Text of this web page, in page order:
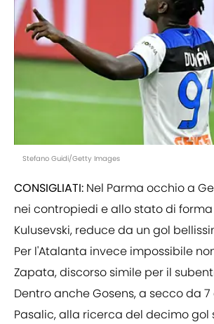
Stefano Guidi/Getty Images
CONSIGLIATI: Nel Parma occhio a
nei contropiedi e allo stato di
Kulusevski, reduce da un gol
Per l'Atalanta invece impossibile
Zapata, discorso simile per il
Dentro anche Gosens, a secco da
Pasalic, alla ricerca del decimo gol